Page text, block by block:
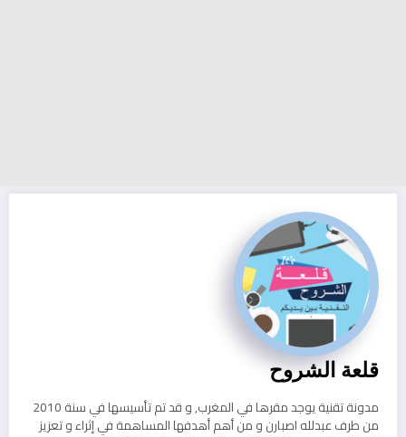
قلعة الشروح
مدونة تقنية يوجد مقرها في المغرب, و قد تم تأسيسها في سنة 2010
من طرف عبدلله اصبارن و من أهم أهدفها المساهمة في إثراء و تعزيز